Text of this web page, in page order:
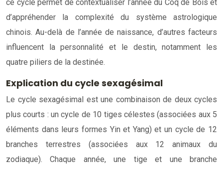
ce cycle permet de contextualiser l’année du Coq de Bois et
d’appréhender la complexité du système astrologique
chinois. Au-delà de l’année de naissance, d’autres facteurs
influencent la personnalité et le destin, notamment les
quatre piliers de la destinée.
Explication du cycle sexagésimal
Le cycle sexagésimal est une combinaison de deux cycles
plus courts : un cycle de 10 tiges célestes (associées aux 5
éléments dans leurs formes Yin et Yang) et un cycle de 12
branches terrestres (associées aux 12 animaux du
zodiaque). Chaque année, une tige et une branche